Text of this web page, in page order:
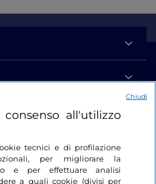
all'utilizzo
tecnici e di profilazione
per migliorare la
e per effettuare analisi
a quali cookie (divisi per
Chiudi